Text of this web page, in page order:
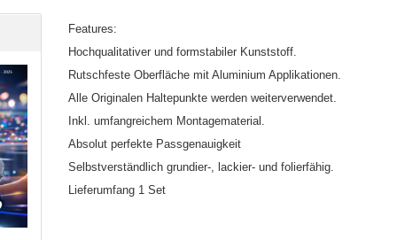
Features:
Hochqualitativer und formstabiler Kunststoff.
Rutschfeste Oberfläche mit Aluminium Applikationen.
Alle Originalen Haltepunkte werden weiterverwendet.
Inkl. umfangreichem Montagematerial.
Absolut perfekte Passgenauigkeit
Selbstverständlich grundier-, lackier- und folierfähig.
Lieferumfang 1 Set